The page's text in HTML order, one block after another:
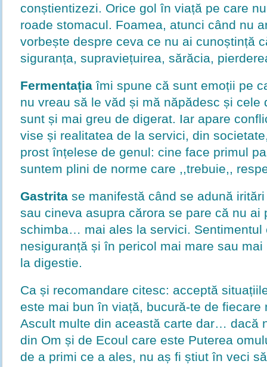
conștientizezi. Orice gol în viață pe care
roade stomacul. Foamea, atunci când nu
vorbește despre ceva ce nu ai cunoștință
siguranța, supraviețuirea, sărăcia,
Fermentația îmi spune că sunt emoții pe
nu vreau să le văd și mă năpădesc și cele
sunt și mai greu de digerat. Iar apare
vise și realitatea de la servici, din
prost înțelese de genul: cine face primul
suntem plini de norme care ,,trebuie,,
Gastrita se manifestă când se adună
sau cineva asupra cărora se pare că nu ai
schimba… mai ales la servici. Sentimentul
nesiguranță și în pericol mai mare sau
la digestie.
Ca și recomandare citesc: acceptă
este mai bun în viață, bucură-te de fiecare
Ascult multe din această carte dar… dacă
din Om și de Ecoul care este Puterea
de a primi ce a ales, nu aș fi știut în veci